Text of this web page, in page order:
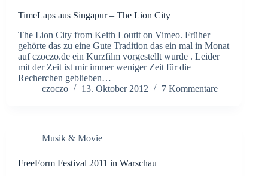
TimeLaps aus Singapur – The Lion City
The Lion City from Keith Loutit on Vimeo. Früher
gehörte das zu eine Gute Tradition das ein mal in Monat
auf czoczo.de ein Kurzfilm vorgestellt wurde . Leider
mit der Zeit ist mir immer weniger Zeit für die
Recherchen geblieben…
czoczo
13. Oktober 2012 7 Kommentare
Musik & Movie
FreeForm Festival 2011 in Warschau